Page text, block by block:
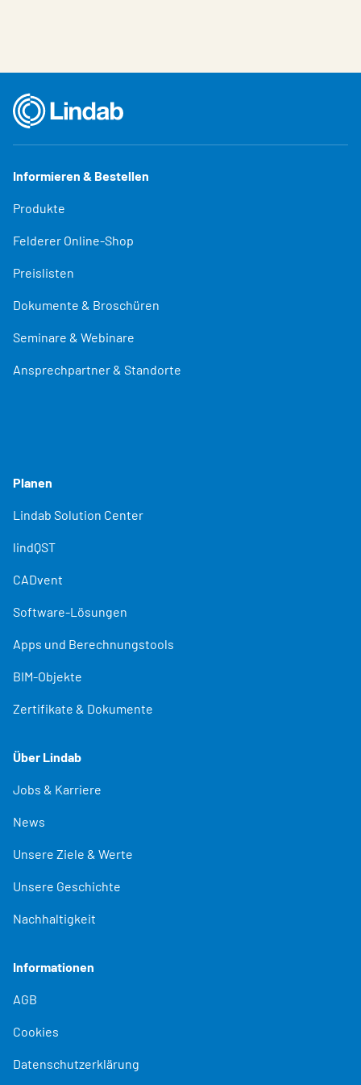
Informieren & Bestellen
Produkte
Felderer Online-Shop
Preislisten
Dokumente & Broschüren
Seminare & Webinare
Ansprechpartner & Standorte
Planen
Lindab Solution Center
lindQST
CADvent
Software-Lösungen
Apps und Berechnungstools
BIM-Objekte
Zertifikate & Dokumente
Über Lindab
Jobs & Karriere
News
Unsere Ziele & Werte
Unsere Geschichte
Nachhaltigkeit
Informationen
AGB
Cookies
Datenschutzerklärung